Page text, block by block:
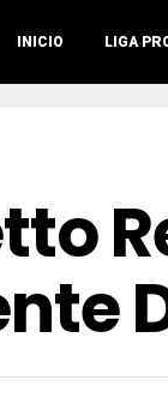
INICIO LIGA